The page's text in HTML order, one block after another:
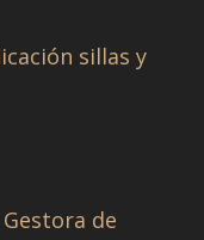
sillas y
de